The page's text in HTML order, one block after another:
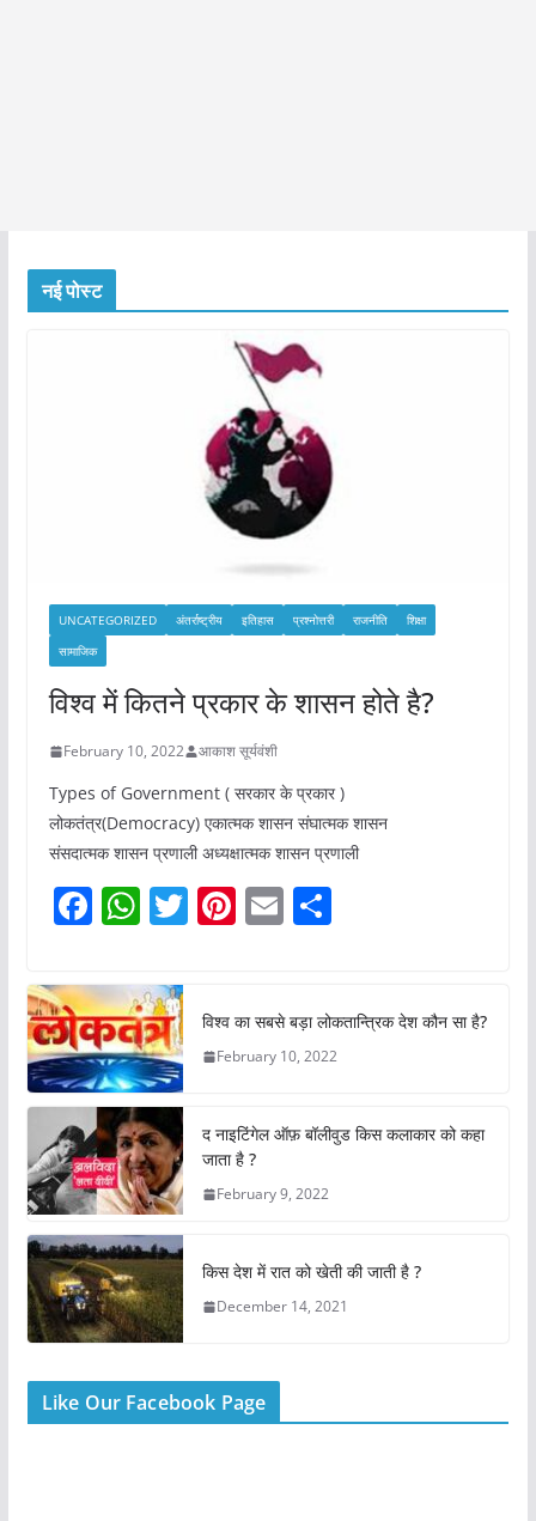
नई पोस्ट
UNCATEGORIZED अंतर्राष्ट्रीय इतिहास प्रश्नोत्तरी राजनीति
शिक्षा
सामाजिक
विश्व में कितने प्रकार के शासन होते है?
February 10, 2022 आकाश सूर्यवंशी
Types of Government ( सरकार के प्रकार )
लोकतंत्र(Democracy) एकात्मक शासन संघात्मक शासन
संसदात्मक शासन प्रणाली अध्यक्षात्मक शासन प्रणाली
F
c
e
b
o
o
k
W
at
s
A
p
p
T
er
Pi
e
st
E
l
S
e
विश्व का सबसे बड़ा लोकतान्त्रिक देश कौन सा है?
February 10, 2022
द नाइटिंगेल ऑफ़ बॉलीवुड किस कलाकार को कहा
जाता है ?
February 9, 2022
किस देश में रात को खेती की जाती है ?
December 14, 2021
Like Our Facebook Page